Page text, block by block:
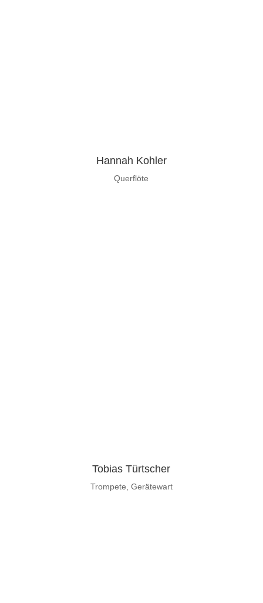
Hannah Kohler
Querflöte
Tobias Türtscher
Trompete, Gerätewart